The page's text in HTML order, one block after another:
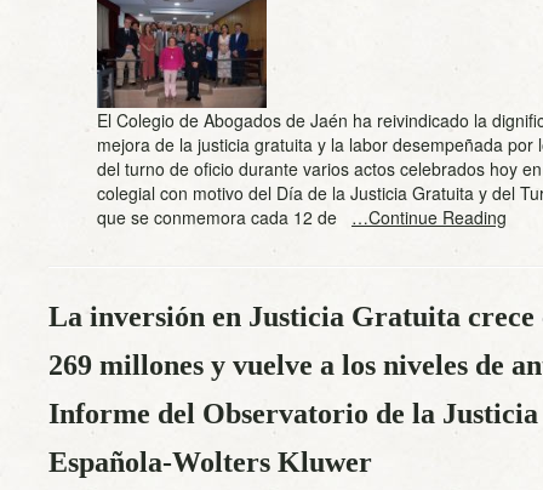
El Colegio de Abogados de Jaén ha reivindicado la
mejora de la justicia gratuita y la labor desempeñada por
del turno de oficio durante varios actos celebrados hoy
colegial con motivo del Día de la Justicia Gratuita y del
que se conmemora cada 12 de …Continue Reading
La inversión en Justicia Gratuita crece
269 millones y vuelve a los niveles de
Informe del Observatorio de la
Española-Wolters Kluwer